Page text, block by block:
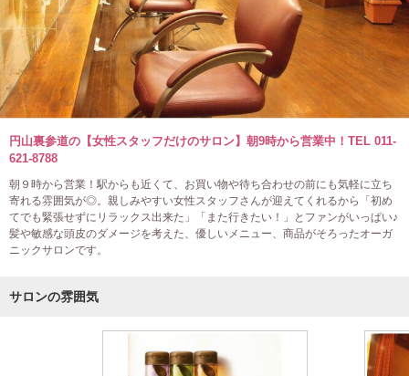
円山裏参道の【女性スタッフだけのサロン】朝9時から営業中！TEL 011-
621-8788
朝９時から営業！駅からも近くて、お買い物や待ち合わせの前にも気軽に立ち
寄れる雰囲気が◎。親しみやすい女性スタッフさんが迎えてくれるから「初め
てでも緊張せずにリラックス出来た」「また行きたい！」とファンがいっぱい♪
髪や敏感な頭皮のダメージを考えた、優しいメニュー、商品がそろったオーガ
ニックサロンです。
サロンの雰囲気